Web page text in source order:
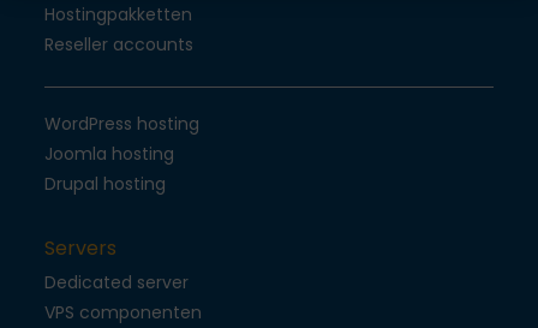
Hostingpakketten
Reseller accounts
WordPress hosting
Joomla hosting
Drupal hosting
Servers
Dedicated server
VPS componenten